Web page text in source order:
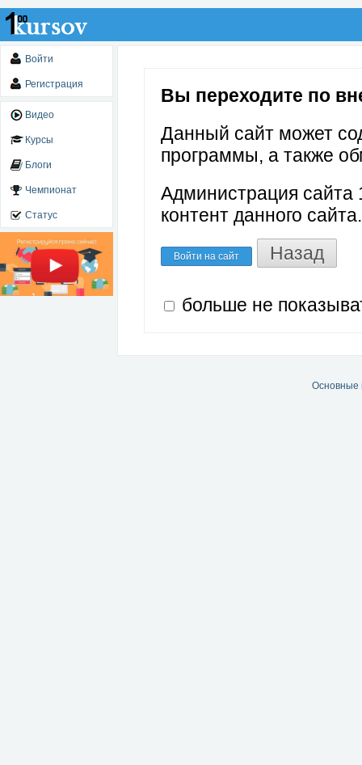
Войти
Регистрация
Видео
Курсы
Блоги
Чемпионат
Статус
Вы переходите по
Данный сайт может
программы, а также
Администрация сайта
контент данного сайта.
Войти на сайт Назад
больше не
Основные